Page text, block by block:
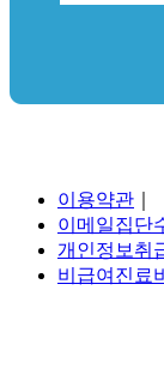
이용약관
이메일집단
개인정보취
비급여진료